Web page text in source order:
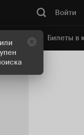
Войти
Билеты в